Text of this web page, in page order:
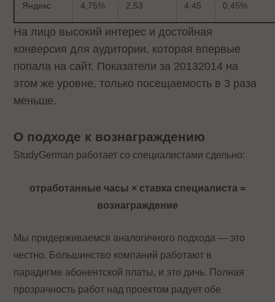
Яндекс 4,75% 2,53 4:45 0,45%
На лицо высокий интерес и достойная
конверсия для аудитории, которая впервые
попала на сайт. Показатели за 20132014 на
этом же уровне, только посещаемость в 3 раза
меньше.
О подходе к вознаграждению
StudyGerman работает со специалистами сдельно:
отработанные часы × ставка специалиста =
вознаграждение
Мы придерживаемся аналогичного подхода — это
честно. Большинство компаний работают в
парадигме абонентской платы, и это дичь. Полная
прозрачность работ над проектом радует обе